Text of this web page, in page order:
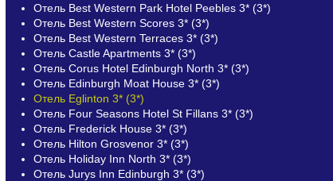
Отель Best Western Park Hotel Peebles 3* (3*)
Отель Best Western Scores 3* (3*)
Отель Best Western Terraces 3* (3*)
Отель Castle Apartments 3* (3*)
Отель Corus Hotel Edinburgh North 3* (3*)
Отель Edinburgh Moat House 3* (3*)
Отель Eglinton 3* (3*)
Отель Four Seasons Hotel St Fillans 3* (3*)
Отель Frederick House 3* (3*)
Отель Hilton Grosvenor 3* (3*)
Отель Holiday Inn North 3* (3*)
Отель Jurys Inn Edinburgh 3* (3*)